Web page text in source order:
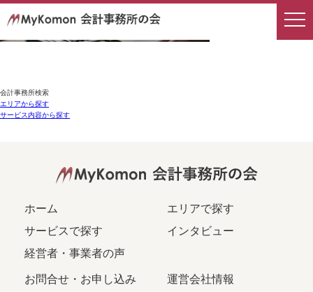
会計事務所検索
エリアから探す
サービス内容から探す
ホーム
エリアで探す
サービスで探す
インタビュー
経営者・事業者の声
お問合せ・お申し込み
運営会社情報